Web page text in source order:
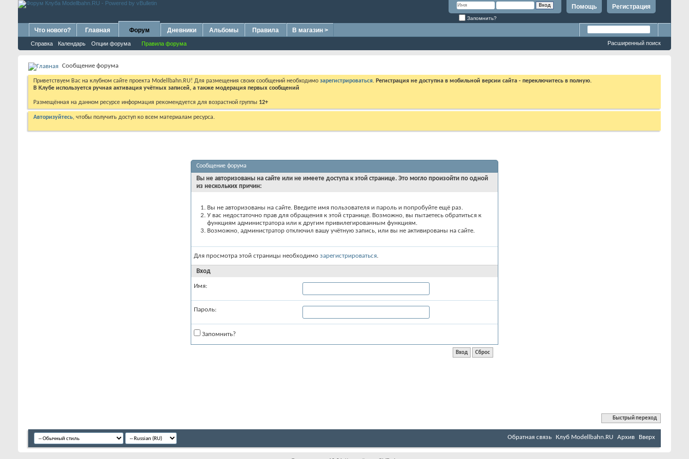
Регистрация
Помощь
Запомнить?
Что нового? Главная Форум
Справка Календарь Опции форума Правила форума
Дневники Альбомы Правила В магазин >
Расширенный поиск
Сообщение форума
Приветствуем Вас на клубном сайте проекта Modellbahn.RU! Для размещения своих сообщений необходимо зарегистрироваться. Регистрация не доступна в мобильной версии сайта - переключитесь в полную.
В Клубе используется ручная активация учётных записей, а также модерация первых сообщений
Размещённая на данном ресурсе информация рекомендуется для возрастной группы 12+
Авторизуйтесь, чтобы получить доступ ко всем материалам ресурса.
Сообщение форума
Вы не авторизованы на сайте или не имеете доступа к этой странице. Это могло произойти по одной
из нескольких причин:
Вы не авторизованы на сайте. Введите имя пользователя и пароль и попробуйте ещё раз.
У вас недостаточно прав для обращения к этой странице. Возможно, вы пытаетесь обратиться к
функциям администратора или к другим привилегированным функциям.
Возможно, администратор отключил вашу учётную запись, или вы не активированы на сайте.
Для просмотра этой страницы необходимо зарегистрироваться.
Вход
Имя:
Пароль:
Запомнить?
Быстрый переход
Обратная связь Клуб Мodellbahn.RU Архив Вверх